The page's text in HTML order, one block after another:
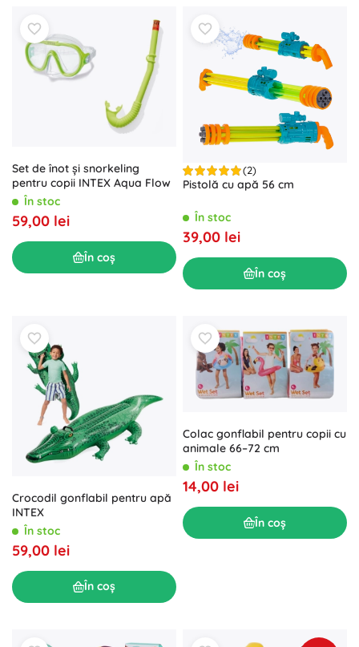
Set de înot și snorkeling
pentru copii INTEX Aqua Flow
În stoc
59,00 lei
În coș
(2)
Pistolă cu apă 56 cm
În stoc
39,00 lei
În coș
Crocodil gonflabil pentru apă
INTEX
În stoc
59,00 lei
În coș
Colac gonflabil pentru copii cu
animale 66–72 cm
În stoc
14,00 lei
În coș